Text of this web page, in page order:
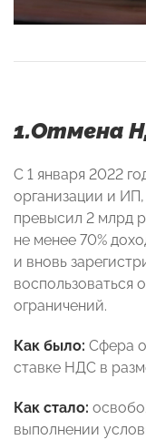
1.Отмена
С 1 января 2022
организации и
превысил 2 млрд
не менее 70%
и вновь
воспользоваться
ограничений.
Как было: Сфера
ставке НДС в
Как стало:
выполнении